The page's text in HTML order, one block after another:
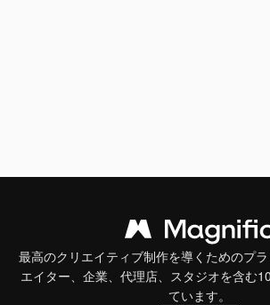
最高のクリエイティブ制作を導くためのプ
エイター、企業、代理店、スタジオを含む
ています。